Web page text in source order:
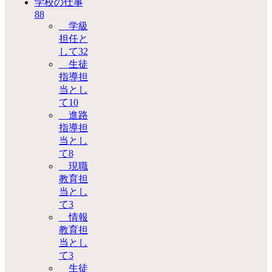
学校の仕事
88
学級
担任と
して32
生徒
指導担
当とし
て10
進路
指導担
当とし
て8
現職
教育担
当とし
て3
情報
教育担
当とし
て3
生徒